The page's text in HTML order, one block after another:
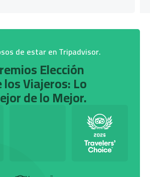
de estar en Tripadvisor.
Elección
los Viajeros: Lo
de lo Mejor.